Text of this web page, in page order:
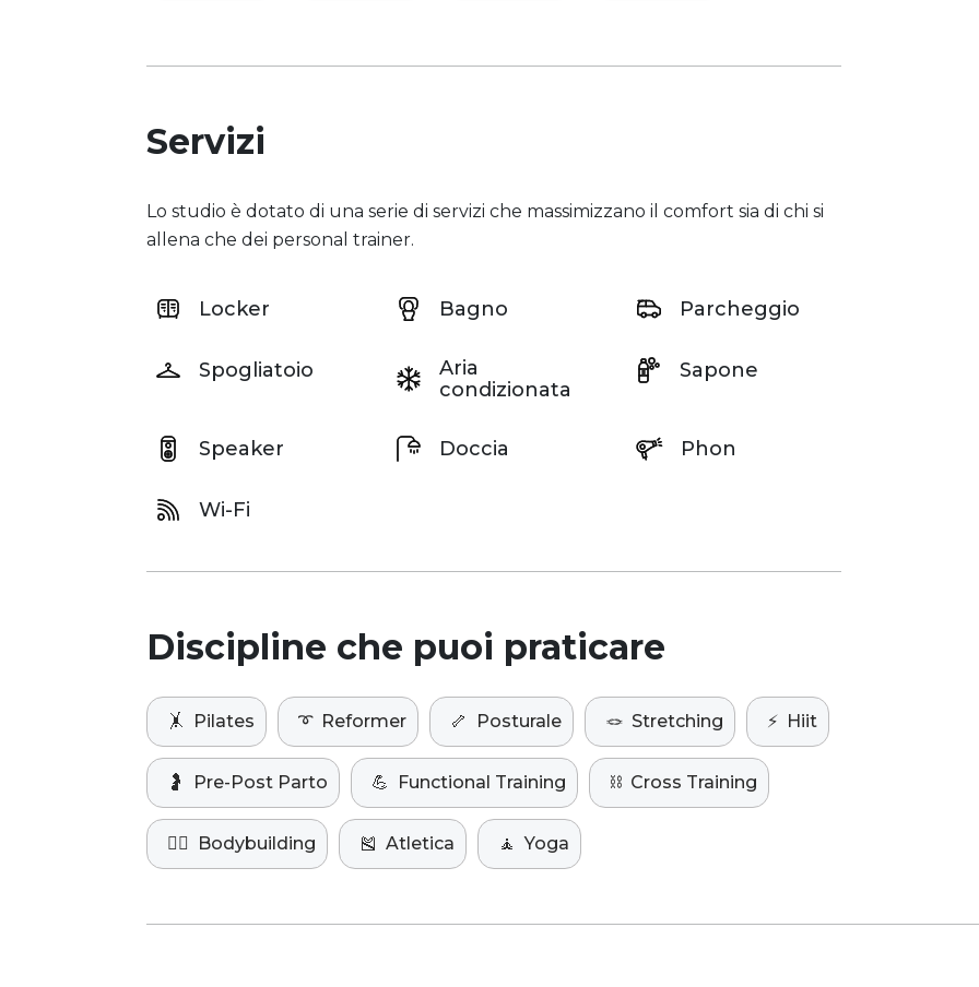
Servizi
Lo studio è dotato di una serie di servizi che massimizzano il comfort sia di chi si
allena che dei personal trainer.
Locker Bagno Parcheggio
Spogliatoio
Aria
condizionata
Sapone
Speaker Doccia Phon
Wi-Fi
Discipline che puoi praticare
🤸 Pilates ➰ Reformer 🦴 Posturale 🪢 Stretching ⚡️ Hiit
🤰 Pre-Post Parto 💪 Functional Training ⛓️ Cross Training
🏋️‍♀️ Bodybuilding 🎽 Atletica 🧘 Yoga